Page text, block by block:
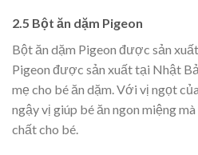
2.5 Bột ăn dặm Pigeon
Bột ăn dặm Pigeon được sản
Pigeon được sản xuất tại Nhật
mẹ cho bé ăn dặm. Với vị ngọt
ngậy vị giúp bé ăn ngon miệng
chất cho bé.